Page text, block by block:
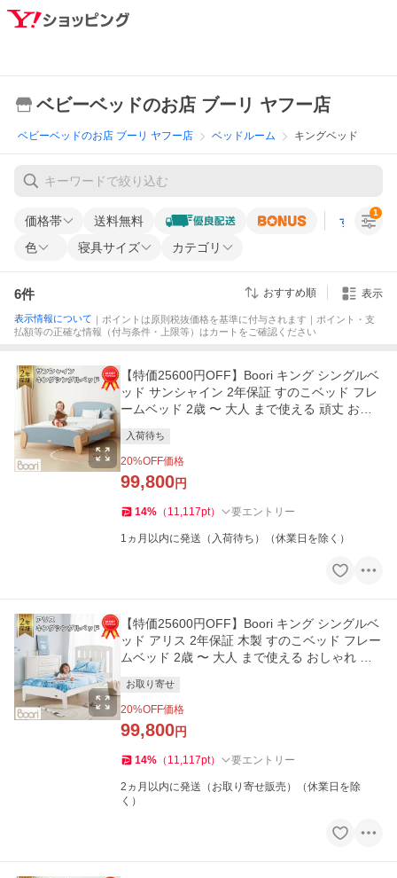
ベビーベッドのお店 ブーリ ヤフー店
ベビーベッドのお店 ブーリ ヤフー店 ベッドルーム キングベッド
価格帯 送料無料 すべての条
色 寝具サイズ カテゴリ
1
6件 おすすめ順 表示
表示情報について ｜ポイントは原則税抜価格を基準に付与されます｜ポイント・支
払額等の正確な情報（付与条件・上限等）はカートをご確認ください
【特価25600円OFF】Boori キング シングルベ
ッド サンシャイン 2年保証 すのこベッド フレ
ームベッド 2歳 〜 大人 まで使える 頑丈 おし
入荷待ち
20%OFF価格
99,800円
14% （ 11,117pt） 要エントリー
1ヵ月以内に発送（入荷待ち）（休業日を除く）
【特価25600円OFF】Boori キング シングルベ
ッド アリス 2年保証 木製 すのこベッド フレー
ムベッド 2歳 〜 大人 まで使える おしゃれ か
お取り寄せ
20%OFF価格
99,800円
14% （ 11,117pt） 要エントリー
2ヵ月以内に発送（お取り寄せ販売）（休業日を除
く）